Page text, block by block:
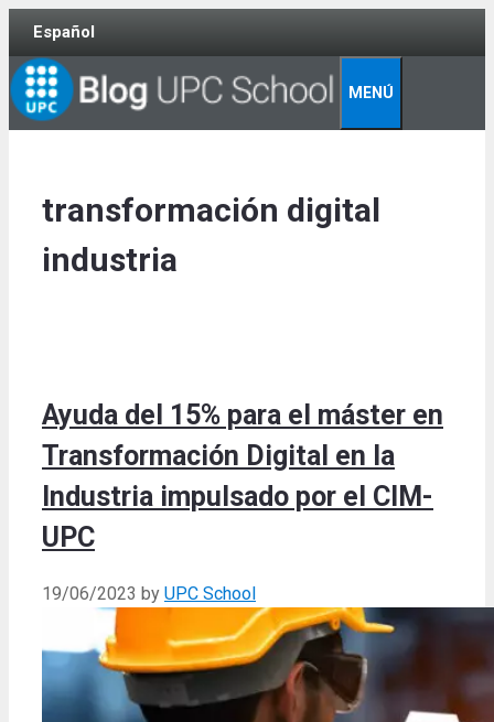
Skip
content
Español
MENÚ
transformación digital
industria
Ayuda del 15% para el máster en
Transformación Digital en la
Industria impulsado por el CIM-
UPC
19/06/2023 by UPC School